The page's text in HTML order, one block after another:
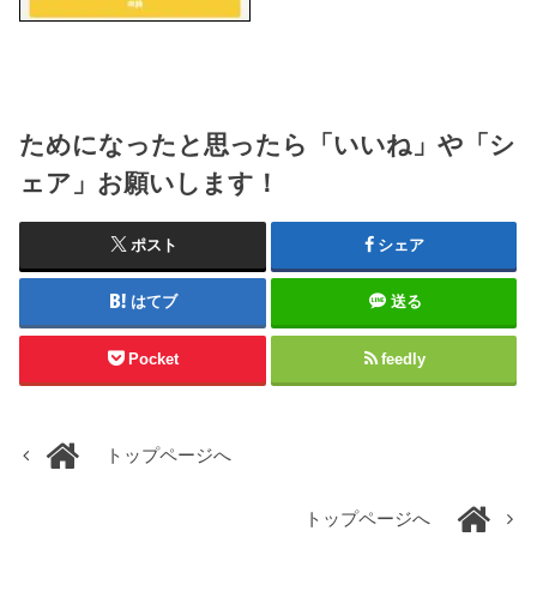
ためになったと思ったら「いいね」や「シ
ェア」お願いします！
ポスト シェア
はてブ 送る
Pocket feedly
トップページへ
トップページへ